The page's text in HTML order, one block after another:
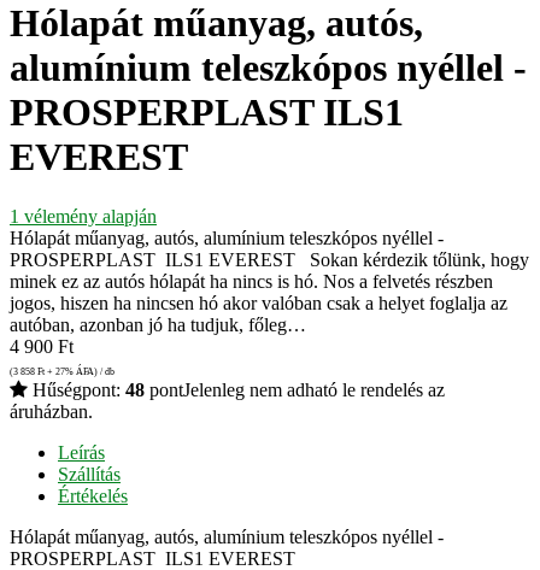
Hólapát műanyag, autós,
alumínium teleszkópos nyéllel -
PROSPERPLAST ILS1
EVEREST
1 vélemény alapján
Hólapát műanyag, autós, alumínium teleszkópos nyéllel -
PROSPERPLAST ILS1 EVEREST Sokan kérdezik tőlünk, hogy
minek ez az autós hólapát ha nincs is hó. Nos a felvetés részben
jogos, hiszen ha nincsen hó akor valóban csak a helyet foglalja az
autóban, azonban jó ha tudjuk, főleg…
4 900 Ft
(3 858 Ft + 27% ÁFA) / db
Hűségpont: 48 pontJelenleg nem adható le rendelés az
áruházban.
Leírás
Szállítás
Értékelés
Hólapát műanyag, autós, alumínium teleszkópos nyéllel -
PROSPERPLAST ILS1 EVEREST